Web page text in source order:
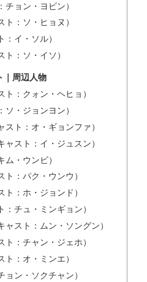
チョン・ヨビン）
ト：ソ・ヒョヌ）
イ・ソル）
ト：ソ・イソ）
｜周辺人物
ト：クォン・ヘヒョ）
ソ・ジョンヨン）
ト：オ・ギョンファ）
スト：イ・ジュスン）
ム・ウンビ）
：パク・ウンウ）
：ホ・ジョンド）
チュ・ミンギョン）
ャスト：ムン・ソングン）
ト：チャン・ジェホ）
ト：オ・ミンエ）
ョン・ソクチャン）